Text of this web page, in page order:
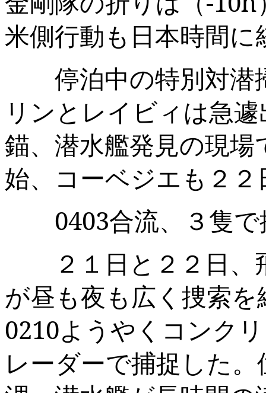
米側行動も日本時間
停泊中の特別対潜
リンとレイビィは
錨、潜水艦発見の現場
始、コーベジエも２２
0403合流、３隻
２１日と２２日、
が昼も夜も広く捜索
0210ようやくコンク
レーダーで捕捉した